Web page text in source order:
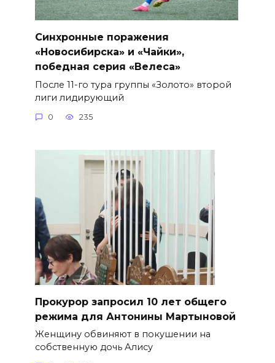
Синхронные поражения
«Новосибирска» и «Чайки»,
победная серия «Велеса»
После 11-го тура группы «Золото» второй
лиги лидирующий
0 235
​Прокурор запросил 10 лет общего
режима для Антонины Мартыновой
Женщину обвиняют в покушении на
собственную дочь Алису